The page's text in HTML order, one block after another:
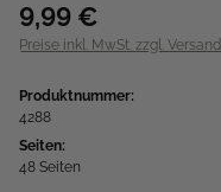
9,99 €
Preise inkl. MwSt. zzgl.
Produktnummer:
4288
Seiten:
48 Seiten